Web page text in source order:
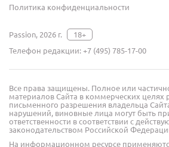
Политика конфиденциальности
Passion, 2026 г.
18+
Телефон редакции:+7 (495) 785-17-00
Все права защищены. Полное или
материалов Сайта в коммерческих целях
письменного разрешения владельца
нарушений, виновные лица могут быть
ответственности в соответствии с
законодательством Российской
На информационном ресурсе